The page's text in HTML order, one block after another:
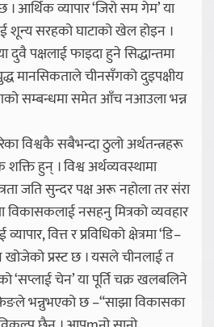
। आर्थिक व्यापार ‘जिरो सम गेम’ या
शून्य सरहको घाटाको खेल होइन ।
दुवै पक्षलाई फाइदा हुने सिद्धान्तमा
मानसिकताले चीनसँगको दुइपक्षीय
सम्बन्धमा समेत आँच नआउला भन्न
विश्वकै सबैभन्दा ठुलो अर्थतन्त्रहरू
हुन् । विश्व अर्थव्यवस्थामा
जति सुन्दर पक्ष अरू नहोला तर संरा
नसहनु मित्रको व्यवहार
वित्त र प्रविधिको क्षेत्रमा ‘डि–
प्रस्ट छ । यसले चीनलाई त
‘सप्लाई चेन’ या पूर्ति चक्र खलबलिने
भन्नुभएको छ –“साझा विकासका